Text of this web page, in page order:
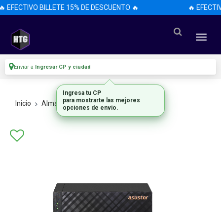
EFECTIVO BILLETE 15% DE DESCUENTO 🔥 🔥
Enviar a Ingresar CP y ciudad
Inicio Almacenamiento Nas
Ingresa tu CP
para mostrarte las mejores
opciones de envío.